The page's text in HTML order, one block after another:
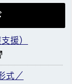
援）
式／